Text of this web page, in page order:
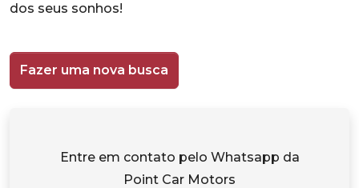
dos seus sonhos!
Fazer uma nova busca
Entre em contato pelo Whatsapp da
Point Car Motors